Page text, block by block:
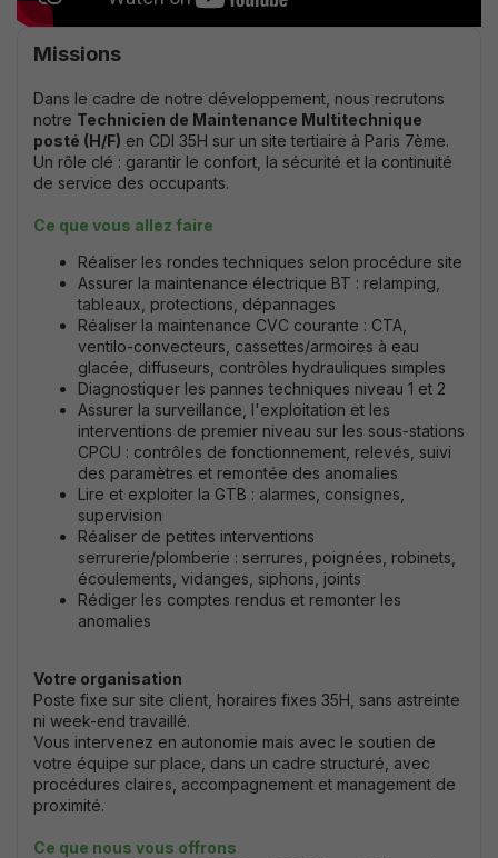
Missions
Dans le cadre de notre développement, nous recrutons
notre Technicien de Maintenance Multitechnique
posté (H/F) en CDI 35H sur un site tertiaire à Paris 7ème.
Un rôle clé : garantir le confort, la sécurité et la continuité
de service des occupants.
Ce que vous allez faire
Réaliser les rondes techniques selon procédure site
Assurer la maintenance électrique BT : relamping,
tableaux, protections, dépannages
Réaliser la maintenance CVC courante : CTA,
ventilo-convecteurs, cassettes/armoires à eau
glacée, diffuseurs, contrôles hydrauliques simples
Diagnostiquer les pannes techniques niveau 1 et 2
Assurer la surveillance, l'exploitation et les
interventions de premier niveau sur les sous-stations
CPCU : contrôles de fonctionnement, relevés, suivi
des paramètres et remontée des anomalies
Lire et exploiter la GTB : alarmes, consignes,
supervision
Réaliser de petites interventions
serrurerie/plomberie : serrures, poignées, robinets,
écoulements, vidanges, siphons, joints
Rédiger les comptes rendus et remonter les
anomalies
Votre organisation
Poste fixe sur site client, horaires fixes 35H, sans astreinte
ni week-end travaillé.
Vous intervenez en autonomie mais avec le soutien de
votre équipe sur place, dans un cadre structuré, avec
procédures claires, accompagnement et management de
proximité.
Ce que nous vous offrons